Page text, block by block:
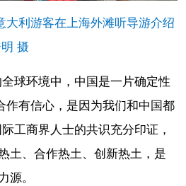
大利游客在上海外滩听导游介绍
摄
球环境中，中国是一片确定性
作有信心，是因为我们和中国都
工商界人士的共识充分印证，
土、合作热土、创新热土，是
源。